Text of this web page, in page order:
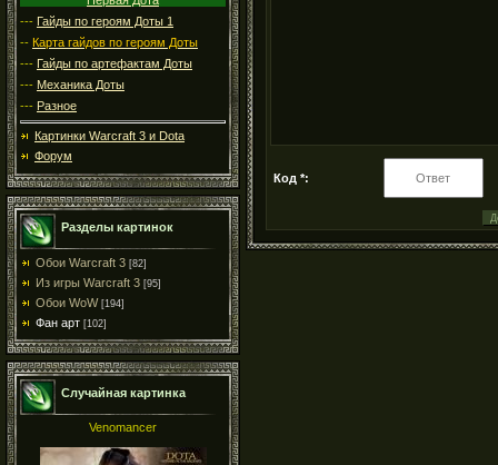
--- Гайды по героям Доты 1
-- Карта гайдов по героям Доты
--- Гайды по артефактам Доты
--- Механика Доты
--- Разное
Картинки Warcraft 3 и Dota
Форум
Разделы картинок
Обои Warcraft 3 [82]
Из игры Warcraft 3 [95]
Обои WoW [194]
Фан арт [102]
Случайная картинка
Venomancer
Код *: